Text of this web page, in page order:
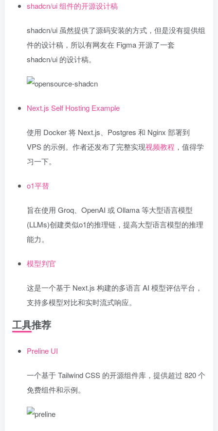
shadcn/ui 组件的开源设计稿
shadcn/ui 虽然提供了源码安装的方式，但是没有提供组
件的设计稿，所以有网友在 Figma 开源了一套
shadcn/ui 的设计稿。
Next.js Self Hosting Example
使用 Docker 将 Next.js、Postgres 和 Nginx 部署到
VPS 的示例。作者还发布了完整实现视频教程 ，值得学
习一下。
o1平替
旨在使用 Groq、OpenAI 或 Ollama 等大型语言模型
(LLMs)创建类似o1的推理链，提高大型语言模型的推理
能力。
模型判官
这是一个基于 Next.js 构建的多语言 AI 模型评估平台，
支持多模型对比和实时流式响应。
工具推荐
Preline UI
一个基于 Tailwind CSS 的开源组件库，提供超过 820 个
免费组件和示例。